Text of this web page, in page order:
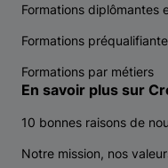
Formations diplômantes
Formations
Formations par métiers
En savoir plus sur
10 bonnes raisons de
Notre mission, nos